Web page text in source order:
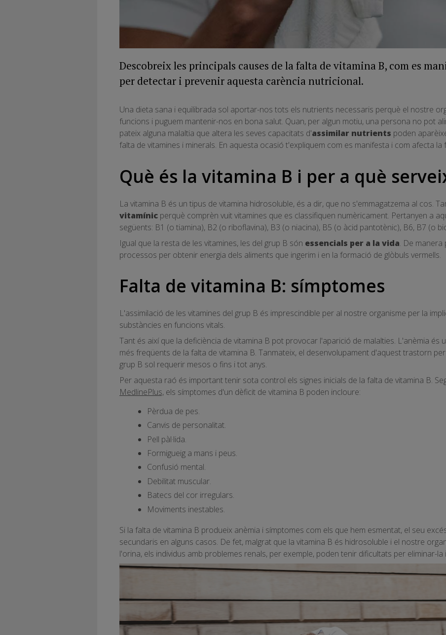
Descobreix les principals causes de la falta de vitamina B, com es
per detectar i prevenir aquesta carència nutricional.
Una dieta sana i equilibrada sol aportar-nos tots els nutrients necessaris perquè el nostre
funcions i puguem mantenir-nos en bona salut. Quan, per algun motiu, una persona no pot
pateix alguna malaltia que altera les seves capacitats d'assimilar nutrients poden
falta de vitamines i minerals. En aquesta ocasió t'expliquem com es manifesta i com afecta la
Què és la vitamina B i per a què
La vitamina B és un tipus de vitamina hidrosoluble, és a dir, que no s'emmagatzema al cos.
vitamínic perquè comprèn vuit vitamines que es classifiquen numèricament. Pertanyen a
següents: B1 (o tiamina), B2 (o riboflavina), B3 (o niacina), B5 (o àcid pantotènic), B6, B7 (o
Igual que la resta de les vitamines, les del grup B són essencials per a la vida. De manera
processos per obtenir energia dels aliments que ingerim i en la formació de glòbuls vermells.
Falta de vitamina B: símptomes
L'assimilació de les vitamines del grup B és imprescindible per al nostre organisme per la
substàncies en funcions vitals.
Tant és així que la deficiència de vitamina B pot provocar l'aparició de malalties. L'anèmia és
més freqüents de la falta de vitamina B. Tanmateix, el desenvolupament d'aquest trastorn
grup B sol requerir mesos o fins i tot anys.
Per aquesta raó és important tenir sota control els signes inicials de la falta de vitamina B.
MedlinePlus, els símptomes d'un dèficit de vitamina B poden incloure:
Pèrdua de pes.
Canvis de personalitat.
Pell pàl·lida.
Formigueig a mans i peus.
Confusió mental.
Debilitat muscular.
Batecs del cor irregulars.
Moviments inestables.
Si la falta de vitamina B produeix anèmia i símptomes com els que hem esmentat, el seu
secundaris en alguns casos. De fet, malgrat que la vitamina B és hidrosoluble i el nostre
l'orina, els individus amb problemes renals, per exemple, poden tenir dificultats per eliminar-